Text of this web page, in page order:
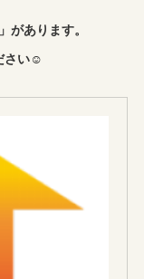
があります。
さい☺︎